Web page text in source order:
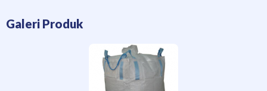
Galeri Produk